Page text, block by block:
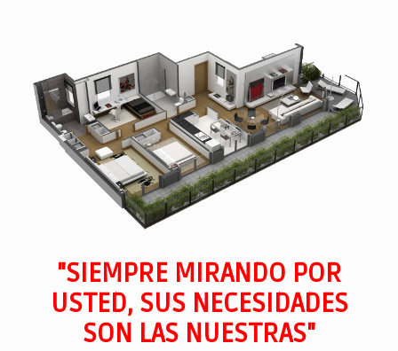
"SIEMPRE MIRANDO POR
USTED, SUS NECESIDADES
SON LAS NUESTRAS"